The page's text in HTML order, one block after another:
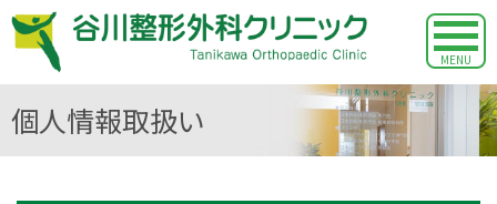
MENU
個人情報取扱い